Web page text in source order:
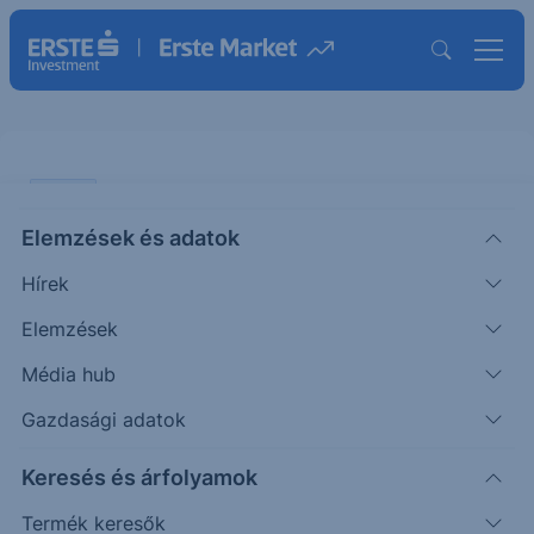
Elemzések és adatok
Hírek
Elemzések
Média hub
Gazdasági adatok
Keresés és árfolyamok
Termék keresők
azoknak, akik lemaradtak az
elektromos autógyártók rallyjáról
BEFEKTETÉS
Péntek Ádám Részvényelemző
Az elektromos autógyártók részvényei hatalmas